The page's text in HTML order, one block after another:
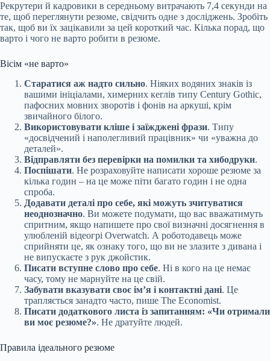
Рекрутери й кадровики в середньому витрачають 7,4 секунди на
те, щоб переглянути резюме, свідчить одне з досліджень. Зробіть
так, щоб ви їх зацікавили за цей короткий час. Кілька порад, що
варто і чого не варто робити в резюме.
Вісім «не варто»
Старатися аж надто сильно. Ніяких водяних знаків із
вашими ініціалами, химерних кеглів типу Century Gothic,
пафосних мовних зворотів і фонів на аркуші, крім
звичайного білого.
Використовувати кліше і заїжджені фрази. Типу
«досвідчений і наполегливий працівник» чи «уважна до
деталей».
Відправляти без перевірки на помилки та хибодруки.
Поспішати. Не розраховуйте написати хороше резюме за
кілька годин – на це може піти багато годин і не одна
спроба.
Додавати деталі про себе, які можуть зчитуватися
неоднозначно. Ви можете подумати, що вас вважатимуть
спритним, якщо напишете про свої визначні досягнення в
улюбленій відеогрі Overwatch. А роботодавець може
сприйняти це, як ознаку того, що ви не злазите з дивана і
не випускаєте з рук джойстик.
Писати вступне слово про себе. Ні в кого на це немає
часу, тому не марнуйте на це свій.
Забувати вказувати своє імʼя і контактні дані. Це
трапляється занадто часто, пише The Economist.
Писати додаткового листа із запитанням: «Чи отримали
ви моє резюме?». Не дратуйте людей.
Правила ідеального резюме